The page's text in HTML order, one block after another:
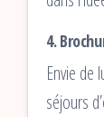
4.
Envie de
séjours